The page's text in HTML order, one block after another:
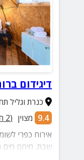
דיגידום
כנרת וגליל
9.4 מצוין (
2
אירוח כפרי
שבת, מיחם מים